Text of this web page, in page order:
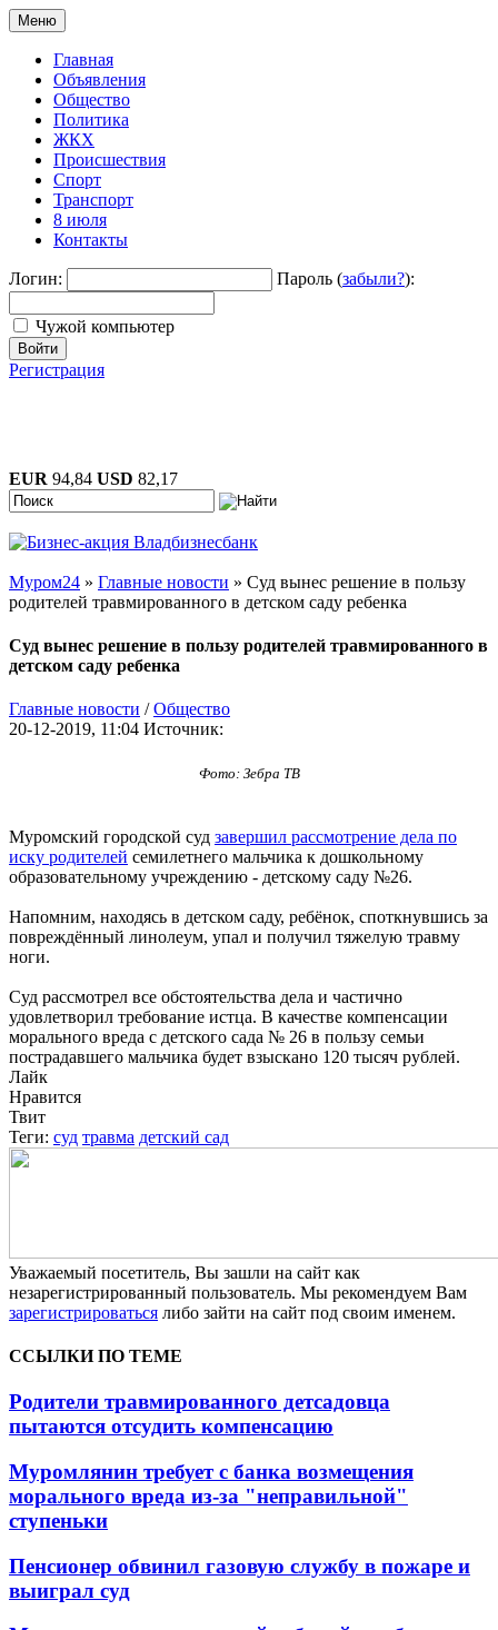
Меню
Главная
Объявления
Общество
Политика
ЖКХ
Происшествия
Спорт
Транспорт
8 июля
Контакты
Логин: Пароль (забыли?):
Чужой компьютер
Войти
Регистрация
EUR 94,84 USD 82,17
Муром24 » Главные новости » Суд вынес решение в пользу
родителей травмированного в детском саду ребенка
Суд вынес решение в пользу родителей травмированного в
детском саду ребенка
Главные новости /Общество
20-12-2019, 11:04 Источник:
Фото: Зебра ТВ
Муромский городской суд завершил рассмотрение дела по
иску родителей семилетнего мальчика к дошкольному
образовательному учреждению - детскому саду №26.
Напомним, находясь в детском саду, ребёнок, споткнувшись за
повреждённый линолеум, упал и получил тяжелую травму
ноги.
Суд рассмотрел все обстоятельства дела и частично
удовлетворил требование истца. В качестве компенсации
морального вреда с детского сада № 26 в пользу семьи
пострадавшего мальчика будет взыскано 120 тысяч рублей.
Лайк
Нравится
Твит
Теги: суд травма детский сад
Уважаемый посетитель, Вы зашли на сайт как
незарегистрированный пользователь. Мы рекомендуем Вам
зарегистрироваться либо зайти на сайт под своим именем.
ССЫЛКИ ПО ТЕМЕ
Родители травмированного детсадовца
пытаются отсудить компенсацию
Муромлянин требует с банка возмещения
морального вреда из-за "неправильной"
ступеньки
Пенсионер обвинил газовую службу в пожаре и
выиграл суд